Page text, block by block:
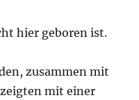
hier geboren ist.
zusammen mit
mit einer